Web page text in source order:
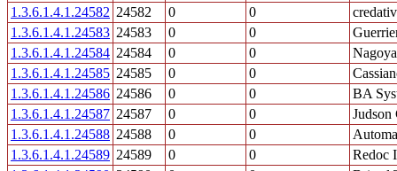
1.3.6.1.4.1.24582 24582 0 0
1.3.6.1.4.1.24583 24583 0 0
1.3.6.1.4.1.24584 24584 0 0
1.3.6.1.4.1.24585 24585 0 0
1.3.6.1.4.1.24586 24586 0 0
BA
1.3.6.1.4.1.24587 24587 0 0
Judson
1.3.6.1.4.1.24588 24588 0 0
1.3.6.1.4.1.24589 24589 0 0
Redoc